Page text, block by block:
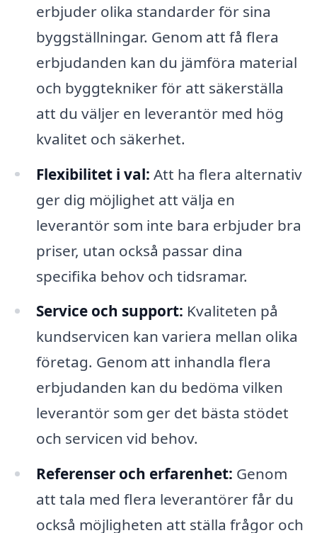
erbjuder olika standarder för sina
byggställningar. Genom att få flera
erbjudanden kan du jämföra material
och byggtekniker för att säkerställa
att du väljer en leverantör med hög
kvalitet och säkerhet.
Flexibilitet i val: Att ha flera alternativ
ger dig möjlighet att välja en
leverantör som inte bara erbjuder bra
priser, utan också passar dina
specifika behov och tidsramar.
Service och support: Kvaliteten på
kundservicen kan variera mellan olika
företag. Genom att inhandla flera
erbjudanden kan du bedöma vilken
leverantör som ger det bästa stödet
och servicen vid behov.
Referenser och erfarenhet: Genom
att tala med flera leverantörer får du
också möjligheten att ställa frågor och